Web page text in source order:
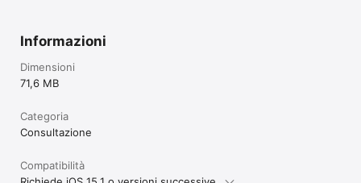
Informazioni
Dimensioni
71,6 MB
Categoria
Consultazione
Compatibilità